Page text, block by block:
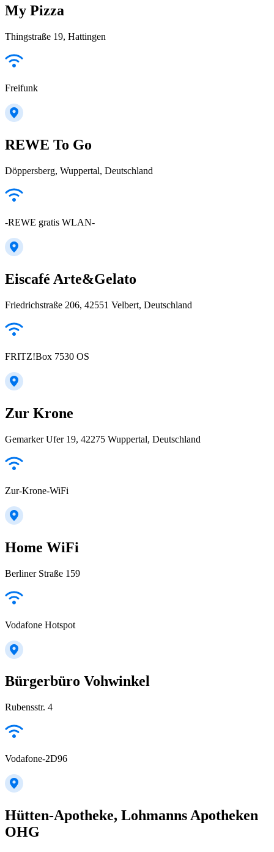
My Pizza
Thingstraße 19, Hattingen
Freifunk
REWE To Go
Döppersberg, Wuppertal, Deutschland
-REWE gratis WLAN-
Eiscafé Arte&Gelato
Friedrichstraße 206, 42551 Velbert, Deutschland
FRITZ!Box 7530 OS
Zur Krone
Gemarker Ufer 19, 42275 Wuppertal, Deutschland
Zur-Krone-WiFi
Home WiFi
Berliner Straße 159
Vodafone Hotspot
Bürgerbüro Vohwinkel
Rubensstr. 4
Vodafone-2D96
Hütten-Apotheke, Lohmanns Apotheken
OHG